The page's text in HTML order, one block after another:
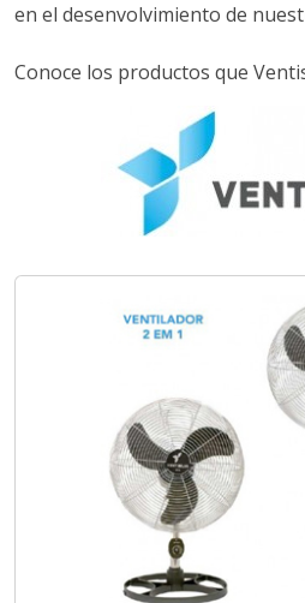
en el desenvolvimiento de
Conoce los productos que